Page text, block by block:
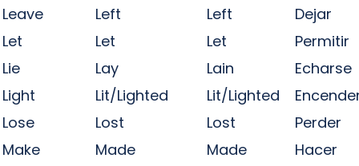
Leave
Left Left
Dejar
Let
Let Let
Permitir
Lie
Lay Lain
Echarse
Light
Lit/Lighted Lit/Lighted
Lose
Lost Lost
Perder
Make
Made Made
Hacer